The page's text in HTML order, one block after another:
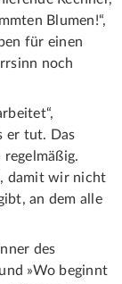
Blumen!“,
für einen
noch
er tut. Das
damit wir nicht
an dem alle
des
»Wo beginnt